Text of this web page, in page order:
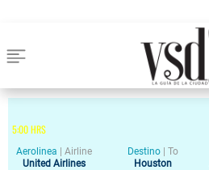
5:00HRS
Aerolinea
Airline
United Airlines
Destino
To
Houston